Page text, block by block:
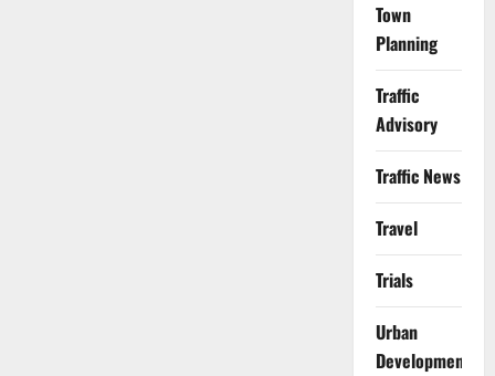
Town
Planning
Traffic
Advisory
Traffic News
Travel
Trials
Urban
Development